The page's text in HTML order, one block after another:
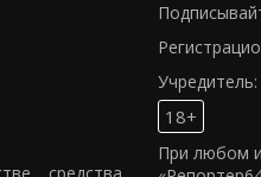
18+
При любом